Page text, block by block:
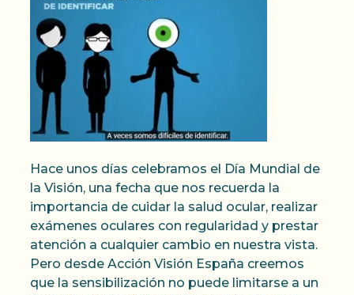
Hace unos días celebramos el Día Mundial de
la Visión, una fecha que nos recuerda la
importancia de cuidar la salud ocular, realizar
exámenes oculares con regularidad y prestar
atención a cualquier cambio en nuestra vista.
Pero desde Acción Visión España creemos
que la sensibilización no puede limitarse a un